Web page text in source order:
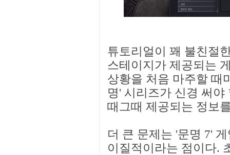
튜토리얼이 꽤 불친절
스테이지가 제공되는
상황을 처음 마주할 때
명' 시리즈가 신경 써
때그때 제공되는 정보
더 큰 문제는 '문명 7'
이질적이라는 점이다.